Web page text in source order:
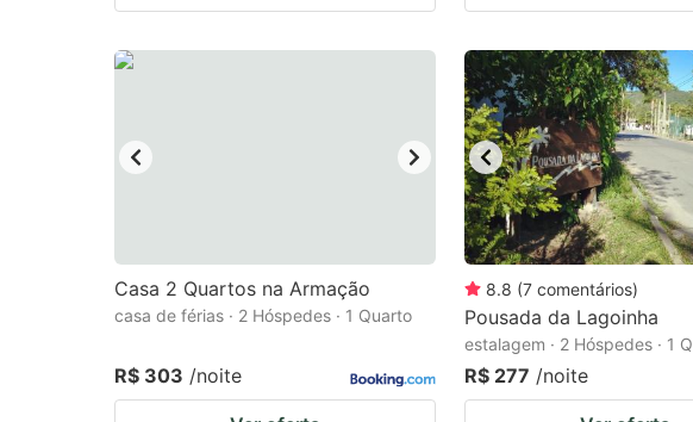
Casa 2 Quartos na Armação
casa de férias · 2 Hóspedes · 1 Quarto
R$ 303 /noite
8.8 (7 comentários)
Pousada da Lagoinha
estalagem · 2 Hóspedes · 1
R$ 277 /noite